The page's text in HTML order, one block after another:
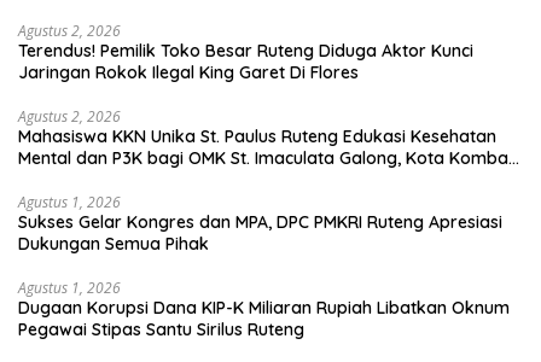
Agustus 2, 2026
Terendus! Pemilik Toko Besar Ruteng Diduga Aktor Kunci
Jaringan Rokok Ilegal King Garet Di Flores
Agustus 2, 2026
Mahasiswa KKN Unika St. Paulus Ruteng Edukasi Kesehatan
Mental dan P3K bagi OMK St. Imaculata Galong, Kota Komba
Agustus 1, 2026
Sukses Gelar Kongres dan MPA, DPC PMKRI Ruteng Apresiasi
Dukungan Semua Pihak
Agustus 1, 2026
Dugaan Korupsi Dana KIP-K Miliaran Rupiah Libatkan Oknum
Pegawai Stipas Santu Sirilus Ruteng